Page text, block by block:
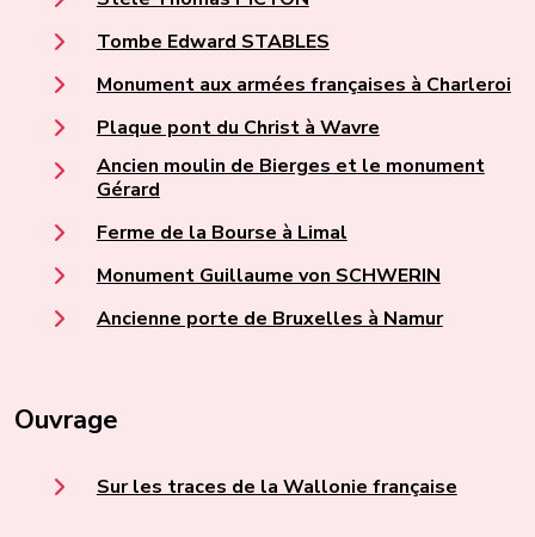
Tombe Edward STABLES
Monument aux armées françaises à Charleroi
Plaque pont du Christ à Wavre
Ancien moulin de Bierges et le monument
Gérard
Ferme de la Bourse à Limal
Monument Guillaume von SCHWERIN
Ancienne porte de Bruxelles à Namur
Ouvrage
Sur les traces de la Wallonie française